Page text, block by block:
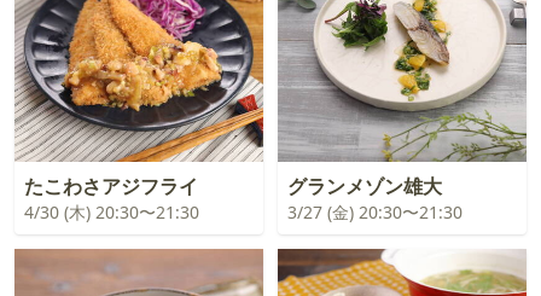
たこわさアジフライ
4/30 (木) 20:30〜21:30
グランメゾン雄大
3/27 (金) 20:30〜21:30